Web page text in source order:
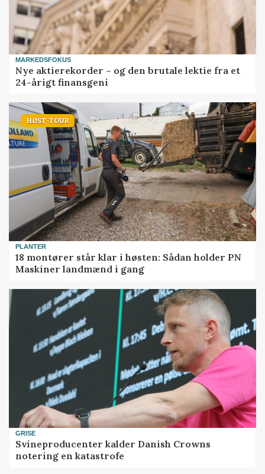
MARKEDSFOKUS
Nye aktierekorder – og den brutale lektie fra et
24-årigt finansgeni
HØST-TOUR
PLANTER
18 montører står klar i høsten: Sådan holder PN
Maskiner landmænd i gang
GRISE
Svineproducenter kalder Danish Crowns
notering en katastrofe